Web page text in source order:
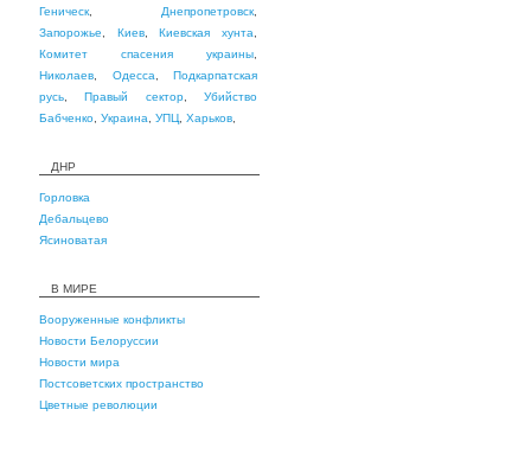
Геническ Днепропетровск
Запорожье
Киев,Киевская хунта
Комитет спасения украины
Николаев
Одесса
Подкарпатская
русь ,Правый сектор,Убийство
Бабченко Украина УПЦ Харьков
ДНР
Горловка
Дебальцево
Ясиноватая
В МИРЕ
Вооруженные конфликты
Новости Белоруссии
Новости мира
Постсоветских пространство
Цветные революции